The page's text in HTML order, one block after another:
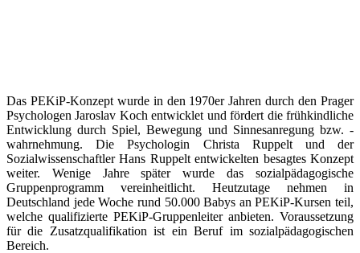
Das PEKiP-Konzept wurde in den 1970er Jahren durch den Prager
Psychologen Jaroslav Koch entwicklet und fördert die frühkindliche
Entwicklung durch Spiel, Bewegung und Sinnesanregung bzw. -
wahrnehmung. Die Psychologin Christa Ruppelt und der
Sozialwissenschaftler Hans Ruppelt entwickelten besagtes Konzept
weiter. Wenige Jahre später wurde das sozialpädagogische
Gruppenprogramm vereinheitlicht. Heutzutage nehmen in
Deutschland jede Woche rund 50.000 Babys an PEKiP-Kursen teil,
welche qualifizierte PEKiP-Gruppenleiter anbieten. Voraussetzung
für die Zusatzqualifikation ist ein Beruf im sozialpädagogischen
Bereich.